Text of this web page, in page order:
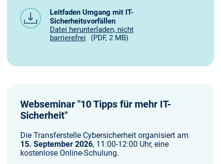
Leitfaden Umgang mit IT-
Sicherheitsvorfällen
Datei herunterladen, nicht
barrierefrei
(PDF, 2 MB)
Webseminar "10 Tipps für mehr IT-
Sicherheit"
Die Transferstelle Cybersicherheit organisiert am
15. September 2026, 11:00-12:00 Uhr, eine
kostenlose Online-Schulung.